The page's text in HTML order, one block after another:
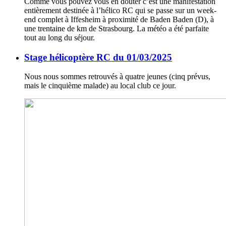
entièrement destinée à l’hélico RC qui se passe sur un week-
end complet à Iffesheim à proximité de Baden Baden (D), à
une trentaine de km de Strasbourg. La météo a été parfaite
tout au long du séjour.
Stage hélicoptère RC du 01/03/2025
Nous nous sommes retrouvés à quatre jeunes (cinq prévus,
mais le cinquième malade) au local club ce jour.